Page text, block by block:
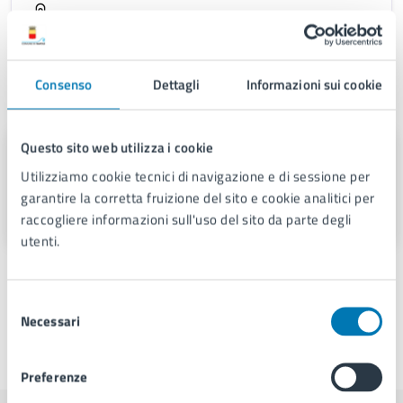
Consenso Dettagli Informazioni sui cookie
Questo sito web utilizza i cookie
Utilizziamo cookie tecnici di navigazione e di sessione per
garantire la corretta fruizione del sito e cookie analitici per
raccogliere informazioni sull'uso del sito da parte degli
utenti.
delNecessari
Preferenze
Contatti
Servizio Gestione Sistemi e Reti
Tecnologiche
Via Adriano, 80126